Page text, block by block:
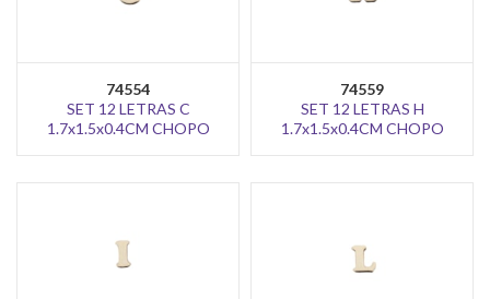
74554
SET 12 LETRAS C
1.7x1.5x0.4CM CHOPO
74559
SET 12 LETRAS H
1.7x1.5x0.4CM CHOPO